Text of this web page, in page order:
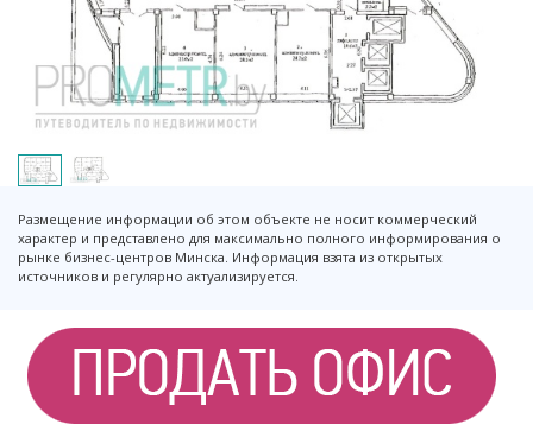
Размещение информации об этом объекте не носит коммерческий
характер и представлено для максимально полного информирования о
рынке бизнес-центров Минска. Информация взята из открытых
источников и регулярно актуализируется.